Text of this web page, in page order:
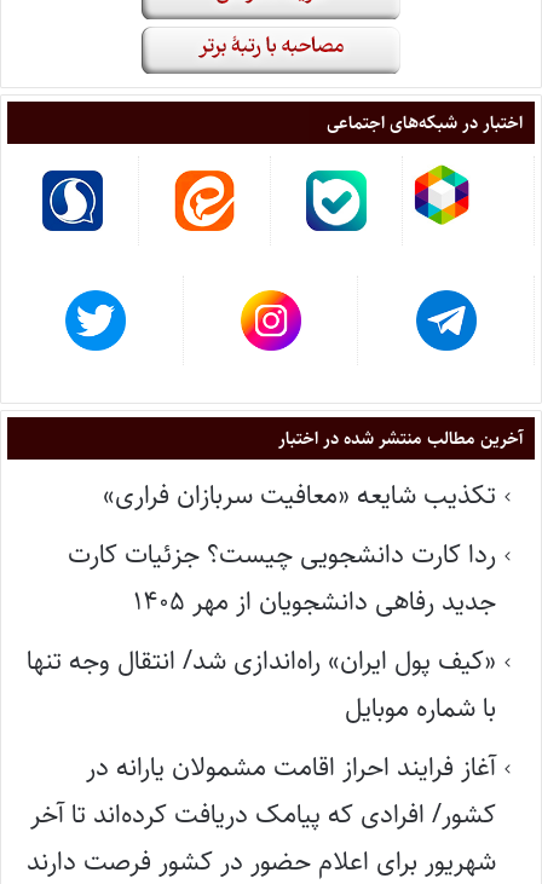
اختبار در شبکه‌های اجتماعی
آخرین مطالب منتشر شده در اختبار
تکذیب شایعه «معافیت سربازان فراری»
ردا کارت دانشجویی چیست؟ جزئیات کارت
جدید رفاهی دانشجویان از مهر ۱۴۰۵
«کیف پول ایران» راه‌اندازی شد/ انتقال وجه تنها
با شماره موبایل
آغاز فرایند احراز اقامت مشمولان یارانه در
کشور/ افرادی که پیامک دریافت کرده‌اند تا آخر
شهریور برای اعلام حضور در کشور فرصت دارند